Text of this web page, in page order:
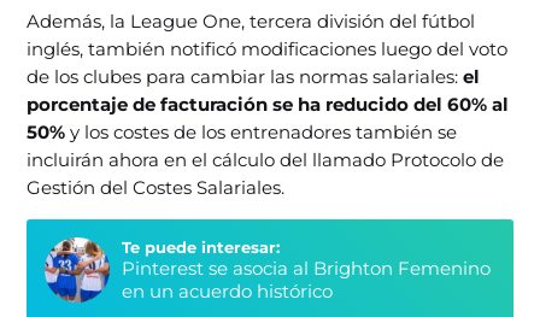
Además, la League One, tercera división del fútbol
inglés, también notificó modificaciones luego del voto
de los clubes para cambiar las normas salariales:el
porcentaje de facturación se ha reducido del 60% al
50% y los costes de los entrenadores también se
incluirán ahora en el cálculo del llamado Protocolo de
Gestión del Costes Salariales.
Te puede interesar:
Pinterest se asocia al Brighton Femenino
en un acuerdo histórico